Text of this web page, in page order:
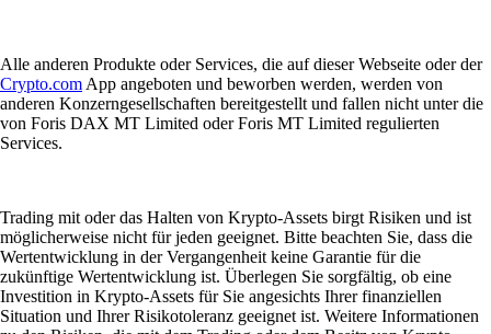
Alle anderen Produkte oder Services, die auf dieser Webseite oder der
Crypto.com App angeboten und beworben werden, werden von
anderen Konzerngesellschaften bereitgestellt und fallen nicht unter die
von Foris DAX MT Limited oder Foris MT Limited regulierten
Services.
Trading mit oder das Halten von Krypto-Assets birgt Risiken und ist
möglicherweise nicht für jeden geeignet. Bitte beachten Sie, dass die
Wertentwicklung in der Vergangenheit keine Garantie für die
zukünftige Wertentwicklung ist. Überlegen Sie sorgfältig, ob eine
Investition in Krypto-Assets für Sie angesichts Ihrer finanziellen
Situation und Ihrer Risikotoleranz geeignet ist. Weitere Informationen